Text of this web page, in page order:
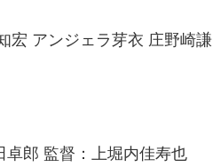
宏 アンジェラ芽衣 庄野崎謙
卓郎 監督：上堀内佳寿也